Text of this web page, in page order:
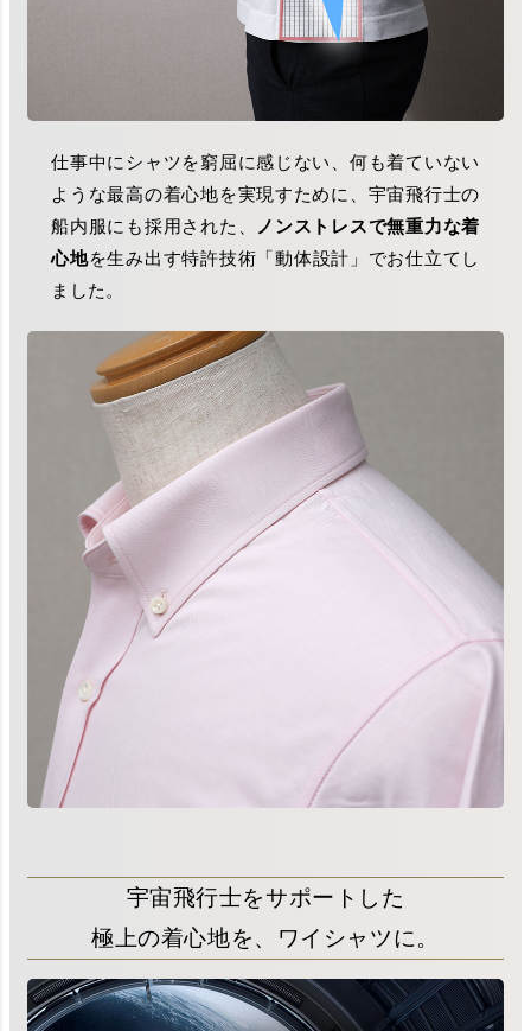
仕事中にシャツを窮屈に感じない、何も着ていない
ような最高の着心地を実現すために、宇宙飛行士の
船内服にも採用された、
ノンストレスで無重力な着
心地を生み出す特許技術「動体設計」でお仕立てし
ました。
宇宙飛行士をサポートした
極上の着心地を、ワイシャツに。